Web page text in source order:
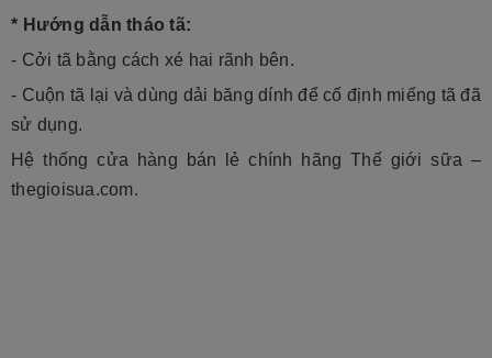
* Hướng dẫn tháo tã:
- Cởi tã bằng cách xé hai rãnh bên.
- Cuộn tã lại và dùng dải băng dính để cố định miếng tã đã
sử dụng.
Hệ thống cửa hàng bán lẻ chính hãng Thế giới sữa –
thegioisua.com.